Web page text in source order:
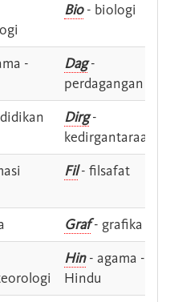
Bio- biologi
-
Dag-
perdagangan
Dirg-
kedirgantaraan
Fil- filsafat
Graf- grafika
Hin- agama -
Hindu